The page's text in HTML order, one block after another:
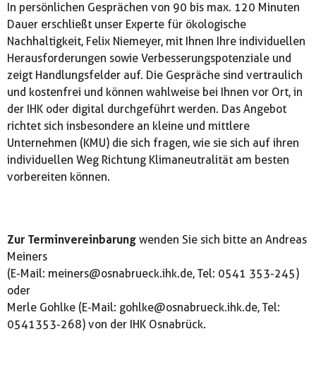
In persönlichen Gesprächen von 90 bis max. 120 Minuten
Dauer erschließt unser Experte für ökologische
Nachhaltigkeit, Felix Niemeyer, mit Ihnen Ihre individuellen
Herausforderungen sowie Verbesserungspotenziale und
zeigt Handlungsfelder auf. Die Gespräche sind vertraulich
und kostenfrei und können wahlweise bei Ihnen vor Ort, in
der IHK oder digital durchgeführt werden. Das Angebot
richtet sich insbesondere an kleine und mittlere
Unternehmen (KMU) die sich fragen, wie sie sich auf ihren
individuellen Weg Richtung Klimaneutralität am besten
vorbereiten können.
Zur Terminvereinbarung wenden Sie sich bitte an Andreas
Meiners
(E-Mail: meiners@osnabrueck.ihk.de, Tel: 0541 353-245)
oder
Merle Gohlke (E-Mail: gohlke@osnabrueck.ihk.de, Tel:
0541353-268) von der IHK Osnabrück.